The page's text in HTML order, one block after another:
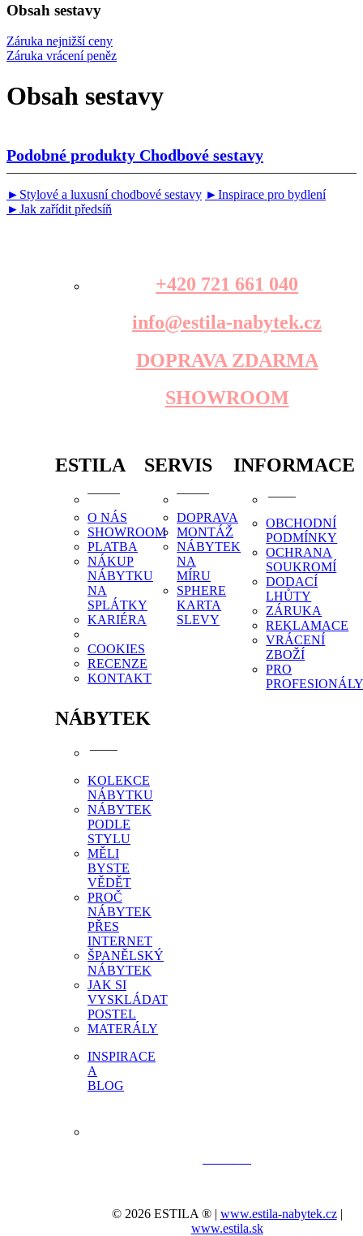
Obsah sestavy
Záruka nejnižší ceny
Záruka vrácení peněz
Obsah sestavy
Podobné produkty Chodbové sestavy
►Stylové a luxusní chodbové sestavy ►Inspirace pro bydlení
►Jak zařídit předsíň
+420 721 661 040
info@estila-nabytek.cz
DOPRAVA ZDARMA
SHOWROOM
ESTILA
O NÁS
SHOWROOM
PLATBA
NÁKUP
NÁBYTKU
NA
SPLÁTKY
KARIÉRA
COOKIES
RECENZE
KONTAKT
SERVIS
DOPRAVA
MONTÁŽ
NÁBYTEK
NA
MÍRU
SPHERE
KARTA
SLEVY
INFORMACE
OBCHODNÍ
PODMÍNKY
OCHRANA
SOUKROMÍ
DODACÍ
LHŮTY
ZÁRUKA
REKLAMACE
VRÁCENÍ
ZBOŽÍ
PRO
NÁBYTEK
KOLEKCE
NÁBYTKU
NÁBYTEK
PODLE
STYLU
MĚLI
BYSTE
VĚDĚT
PROČ
NÁBYTEK
PŘES
INTERNET
ŠPANĚLSKÝ
NÁBYTEK
JAK SI
VYSKLÁDAT
POSTEL
MATERÁLY
INSPIRACE
A
BLOG
© 2026 ESTILA ® | www.estila-nabytek.cz|
www.estila.sk